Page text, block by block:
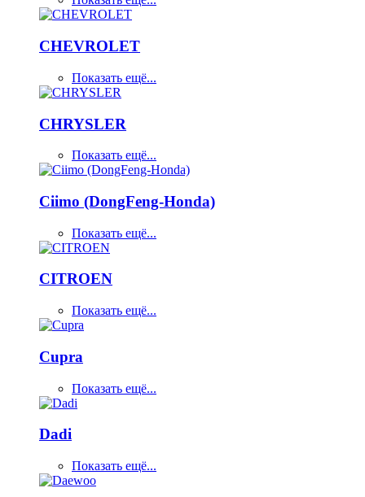
CHEVROLET
Показать ещё...
CHRYSLER
Показать ещё...
Ciimo (DongFeng-Honda)
Показать ещё...
CITROEN
Показать ещё...
Cupra
Показать ещё...
Dadi
Показать ещё...